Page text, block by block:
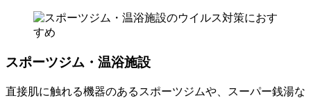
スポーツジム・温浴施設
直接肌に触れる機器のあるスポーツジムや、スーパー銭湯な